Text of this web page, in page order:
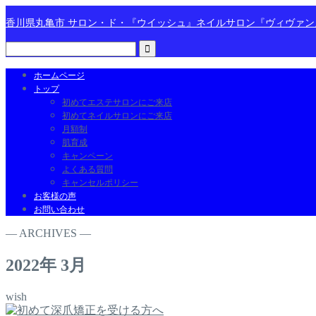
香川県丸亀市 サロン・ド・『ウイッシュ』ネイルサロン『ヴィヴァ
ホームページ
トップ
初めてエステサロンにご来店
初めてネイルサロンにご来店
月額制
肌育成
キャンペーン
よくある質問
キャンセルポリシー
お客様の声
お問い合わせ
― ARCHIVES ―
2022年 3月
wish